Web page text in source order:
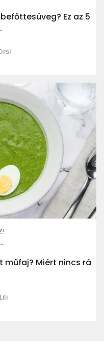
Ez az 5
műfaj? Miért nincs rá